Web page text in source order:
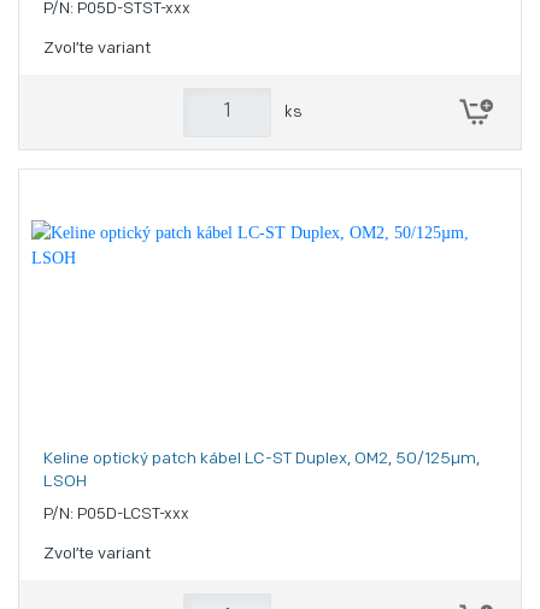
P/N: P05D-STST-xxx
Zvoľte variant
ks
Keline optický patch kábel LC-ST Duplex, OM2, 50/125µm,
LSOH
P/N: P05D-LCST-xxx
Zvoľte variant